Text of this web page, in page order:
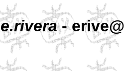
e.rivera-